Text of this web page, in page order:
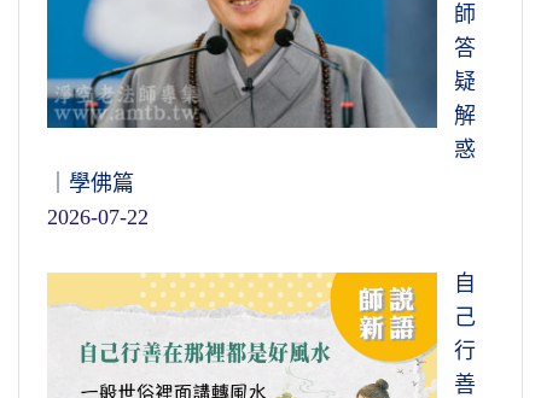
師
答
疑
解
惑
｜學佛篇
2026-07-22
自
己
行
善